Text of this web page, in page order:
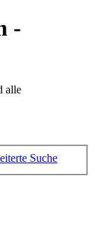
-
alle
Suche